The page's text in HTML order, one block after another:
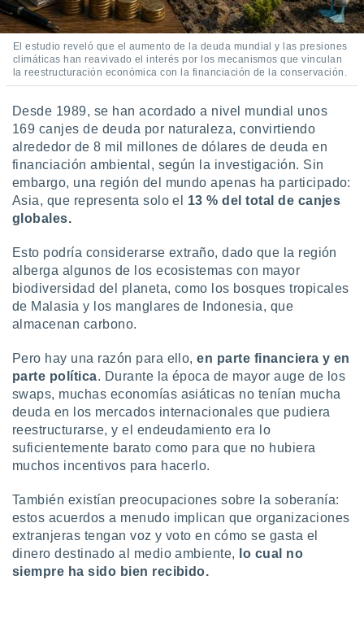
e
mediante
publicidad
publicidad
de
1199
El estudio reveló que el aumento de la deuda mundial y las presiones
climáticas han reavivado el interés por los mecanismos que vinculan
la reestructuración económica con la financiación de la conservación.
Desde 1989, se han acordado a nivel mundial unos
169 canjes de deuda por naturaleza, convirtiendo
alrededor de 8 mil millones de dólares de deuda en
financiación ambiental, según la investigación. Sin
embargo, una región del mundo apenas ha participado:
Asia, que representa solo el 13 % del total de canjes
globales.
Esto podría considerarse extraño, dado que la región
alberga algunos de los ecosistemas con mayor
biodiversidad del planeta, como los bosques tropicales
de Malasia y los manglares de Indonesia, que
almacenan carbono.
Pero hay una razón para ello,en parte financiera y en
parte política. Durante la época de mayor auge de los
swaps, muchas economías asiáticas no tenían mucha
deuda en los mercados internacionales que pudiera
reestructurarse, y el endeudamiento era lo
suficientemente barato como para que no hubiera
muchos incentivos para hacerlo.
También existían preocupaciones sobre la soberanía:
estos acuerdos a menudo implican que organizaciones
extranjeras tengan voz y voto en cómo se gasta el
dinero destinado al medio ambiente,
lo cual no
siempre ha sido bien recibido.